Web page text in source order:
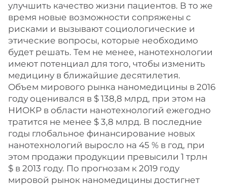
улучшить качество жизни пациентов. В то же
время новые возможности сопряжены с
рисками и вызывают социологические и
этические вопросы, которые необходимо
будет решать. Тем не менее, нанотехнологии
имеют потенциал для того, чтобы изменить
медицину в ближайшие десятилетия.
Объем мирового рынка наномедицины в 2016
году оценивался в $ 138,8 млрд, при этом на
НИОКР в области нанотехнологий ежегодно
тратится не менее $ 3,8 млрд. В последние
годы глобальное финансирование новых
нанотехнологий выросло на 45 % в год, при
этом продажи продукции превысили 1 трлн
$ в 2013 году. По прогнозам к 2019 году
мировой рынок наномедицины достигнет